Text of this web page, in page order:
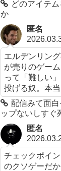
どのアイテ
か
匿名
エルデンリン
が売りのゲー
って「難しい
投げる奴。本
配信みて面
ップないしすぐ
匿名
チェックポイ
のクソゲーだ